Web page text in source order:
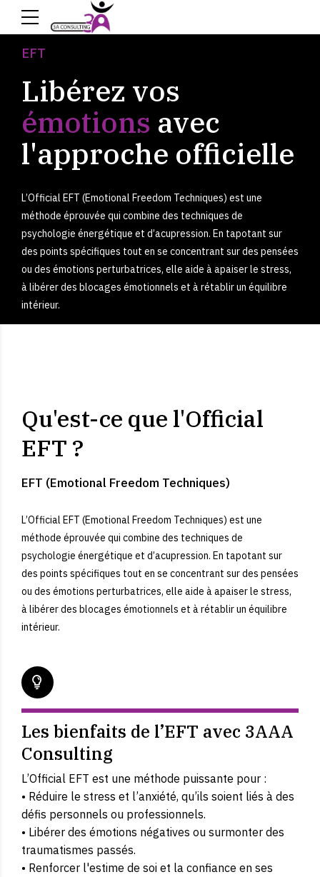
EFT
Libérez vos
émotions avec
l'approche officielle
L’Official EFT (Emotional Freedom Techniques) est une
méthode éprouvée qui combine des techniques de
psychologie énergétique et d’acupression. En tapotant sur
des points spécifiques tout en se concentrant sur des pensées
ou des émotions perturbatrices, elle aide à apaiser le stress,
à libérer des blocages émotionnels et à rétablir un équilibre
intérieur.
Qu'est-ce que l'Official
EFT ?
EFT (Emotional Freedom Techniques)
L’Official EFT (Emotional Freedom Techniques) est une
méthode éprouvée qui combine des techniques de
psychologie énergétique et d’acupression. En tapotant sur
des points spécifiques tout en se concentrant sur des pensées
ou des émotions perturbatrices, elle aide à apaiser le stress,
à libérer des blocages émotionnels et à rétablir un équilibre
intérieur.
Les bienfaits de l’EFT avec 3AAA
Consulting
L’Official EFT est une méthode puissante pour :
• Réduire le stress et l’anxiété, qu’ils soient liés à des
défis personnels ou professionnels.
• Libérer des émotions négatives ou surmonter des
traumatismes passés.
• Renforcer l'estime de soi et la confiance en ses